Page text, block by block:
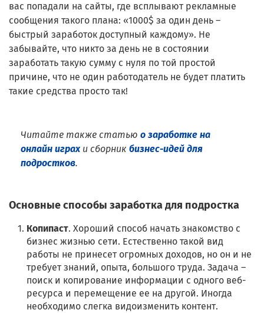
вас попадали на сайты, где всплывают рекламные
сообщения такого плана: «1000$ за один день –
быстрый заработок доступный каждому». Не
забывайте, что никто за день не в состоянии
заработать такую сумму с нуля по той простой
причине, что не один работодатель не будет платить
такие средства просто так!
Читайте также статью о заработке на
онлайн играхи сборник бизнес-идей для
подростков.
Основные способы заработка для подростка
Копипаст. Хороший способ начать знакомство с
бизнес жизнью сети. Естественно такой вид
работы не принесет огромных доходов, но он и не
требует знаний, опыта, большого труда. Задача –
поиск и копирование информации с одного веб-
ресурса и перемещение ее на другой. Иногда
необходимо слегка видоизменить контент.